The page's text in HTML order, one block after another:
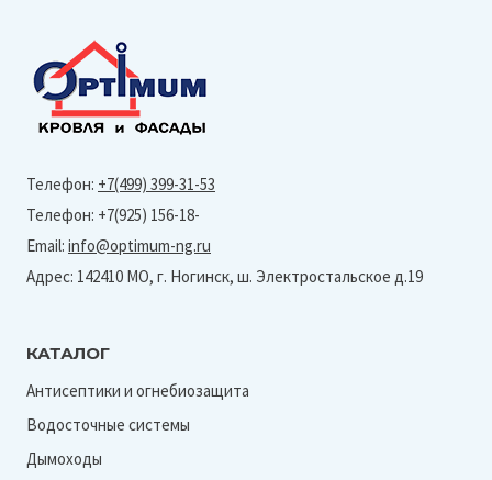
кирпич
Optima
90мм
Ral
9003)
Телефон: +7(499) 399-31-53
Телефон: +7(925) 156-18-
Email: info@optimum-ng.ru
Адрес: 142410 МО, г. Ногинск, ш. Электростальское д.19
КАТАЛОГ
Антисептики и огнебиозащита
Водосточные системы
Дымоходы